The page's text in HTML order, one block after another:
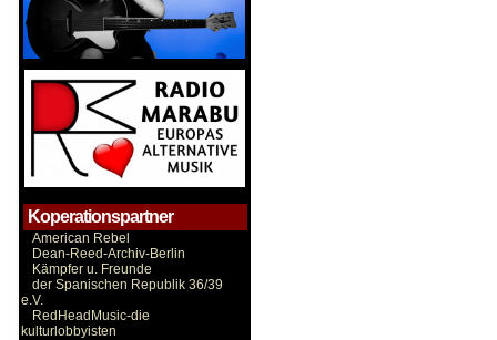
Koperationspartner
American Rebel
Dean-Reed-Archiv-Berlin
Kämpfer u. Freunde
der Spanischen Republik 36/39
e.V.
RedHeadMusic-die
kulturlobbyisten